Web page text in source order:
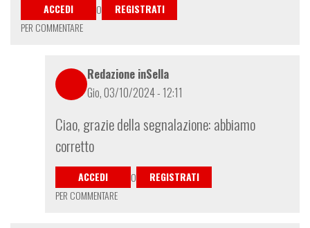
ACCEDI O
REGISTRATI
PER COMMENTARE
Redazione inSella
Gio, 03/10/2024 - 12:11
In
risposta
a
%AutoEntityLabel:
8edd9980-
6a8d-
Ciao, grazie della segnalazione: abbiamo
corretto
ACCEDI O
REGISTRATI
PER COMMENTARE